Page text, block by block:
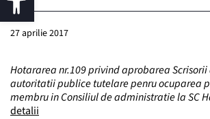
27 aprilie 2017
Hotararea nr.109 privind aprobarea
autoritatii publice tutelare penru ocuparea
membru in Consiliul de administratie la SC
detalii